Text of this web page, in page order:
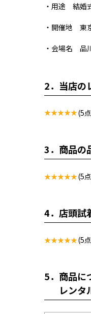
・用途 結婚
・開催地 東
・会場名 品
2． 当店の
(5
3． 商品の
(5
4． 店頭試
(5
5． 商品に
レンタ